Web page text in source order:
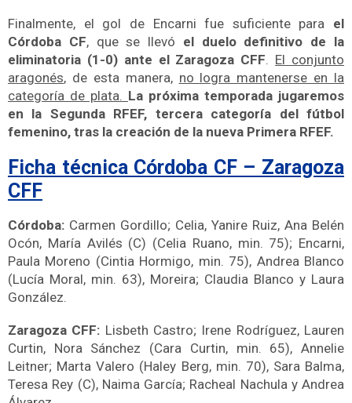
Finalmente, el gol de Encarni fue suficiente para el
Córdoba CF, que se llevó el duelo definitivo de la
eliminatoria (1-0) ante el Zaragoza CFF. El conjunto
aragonés, de esta manera, no logra mantenerse en la
categoría de plata. La próxima temporada jugaremos
en la Segunda RFEF, tercera categoría del fútbol
femenino, tras la creación de la nueva Primera RFEF.
Ficha técnica Córdoba CF – Zaragoza
CFF
Córdoba: Carmen Gordillo; Celia, Yanire Ruiz, Ana Belén
Ocón, María Avilés (C) (Celia Ruano, min. 75); Encarni,
Paula Moreno (Cintia Hormigo, min. 75), Andrea Blanco
(Lucía Moral, min. 63), Moreira; Claudia Blanco y Laura
González.
Zaragoza CFF: Lisbeth Castro; Irene Rodríguez, Lauren
Curtin, Nora Sánchez (Cara Curtin, min. 65), Annelie
Leitner; Marta Valero (Haley Berg, min. 70), Sara Balma,
Teresa Rey (C), Naima García; Racheal Nachula y Andrea